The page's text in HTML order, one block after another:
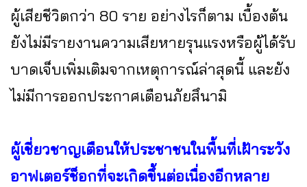
ผู้เสียชีวิตกว่า 80 ราย อย่างไรก็ตาม เบื้องต้น
ยังไม่มีรายงานความเสียหายรุนแรงหรือผู้ได้รับ
บาดเจ็บเพิ่มเติมจากเหตุการณ์ล่าสุดนี้ และยัง
ไม่มีการออกประกาศเตือนภัยสึนามิ
ผู้เชี่ยวชาญเตือนให้ประชาชนในพื้นที่เฝ้าระวัง
อาฟเตอร์ช็อกที่จะเกิดขึ้นต่อเนื่องอีกหลาย